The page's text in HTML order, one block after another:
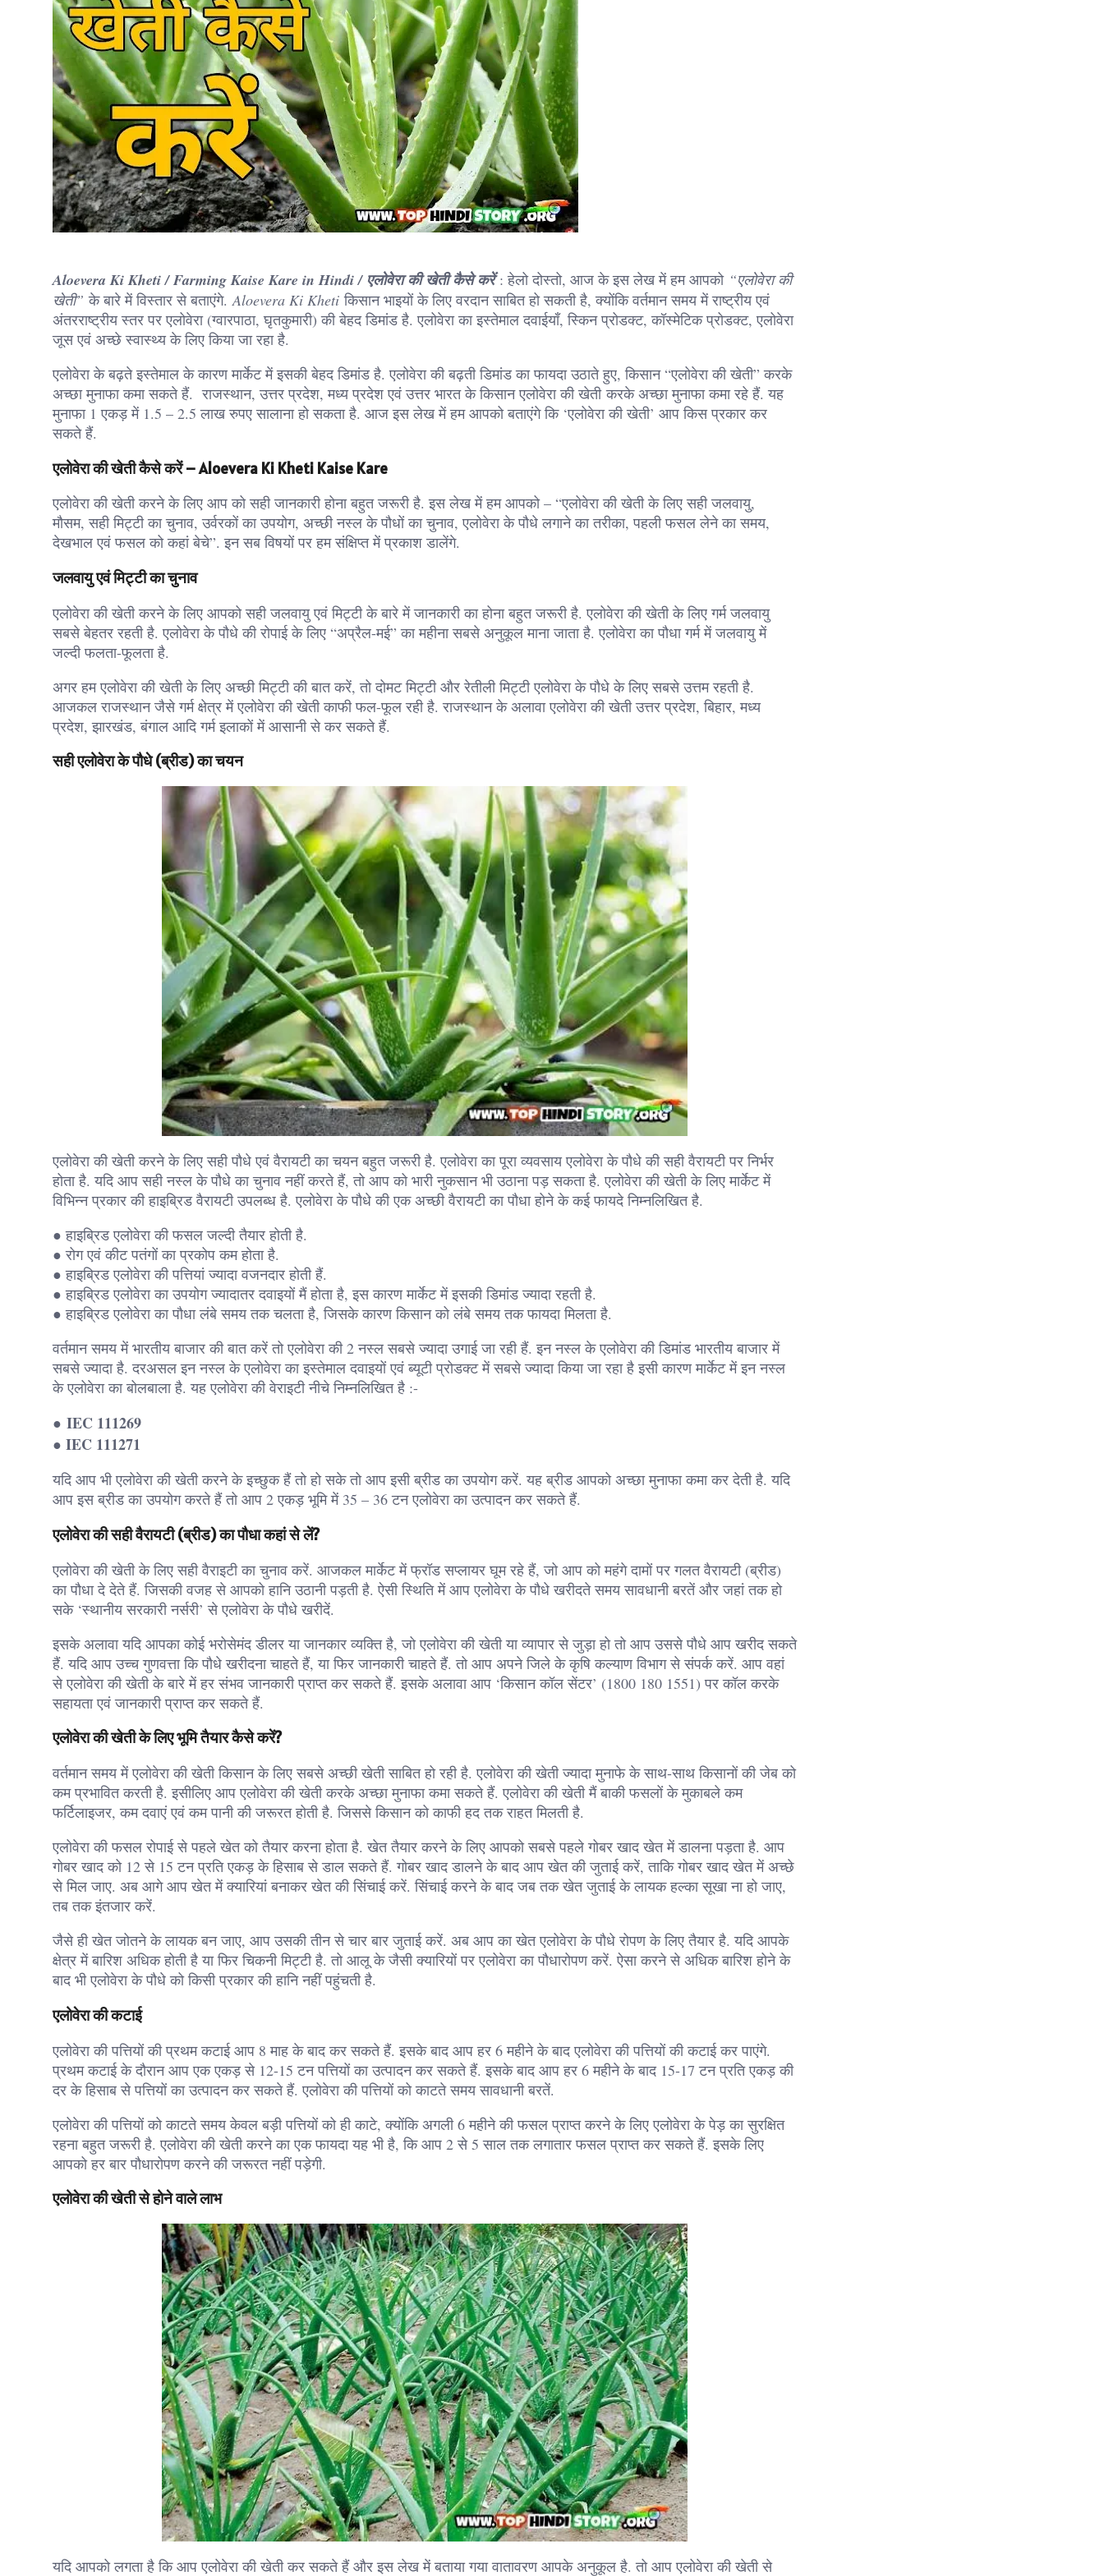
Aloevera Ki Kheti / Farming Kaise Kare in Hindi / एलोवेरा की खेती कैसे करें: हेलो दोस्तो, आज के इस लेख में हम आपको “एलोवेरा की
खेती” के बारे में विस्तार से बताएंगे.Aloevera Ki Kheti किसान भाइयों के लिए वरदान साबित हो सकती है, क्योंकि वर्तमान समय में राष्ट्रीय एवं
अंतरराष्ट्रीय स्तर पर एलोवेरा (ग्वारपाठा, घृतकुमारी) की बेहद डिमांड है. एलोवेरा का इस्तेमाल दवाईयाँ, स्किन प्रोडक्ट, कॉस्मेटिक प्रोडक्ट, एलोवेरा
जूस एवं अच्छे स्वास्थ्य के लिए किया जा रहा है.
एलोवेरा के बढ़ते इस्तेमाल के कारण मार्केट में इसकी बेहद डिमांड है. एलोवेरा की बढ़ती डिमांड का फायदा उठाते हुए, किसान “एलोवेरा की खेती” करके
अच्छा मुनाफा कमा सकते हैं. राजस्थान, उत्तर प्रदेश, मध्य प्रदेश एवं उत्तर भारत के किसान एलोवेरा की खेती करके अच्छा मुनाफा कमा रहे हैं. यह
मुनाफा 1 एकड़ में 1.5 – 2.5 लाख रुपए सालाना हो सकता है. आज इस लेख में हम आपको बताएंगे कि ‘एलोवेरा की खेती’ आप किस प्रकार कर
सकते हैं.
एलोवेरा की खेती कैसे करें – Aloevera Ki Kheti Kaise Kare
एलोवेरा की खेती करने के लिए आप को सही जानकारी होना बहुत जरूरी है. इस लेख में हम आपको – “एलोवेरा की खेती के लिए सही जलवायु,
मौसम, सही मिट्टी का चुनाव, उर्वरकों का उपयोग, अच्छी नस्ल के पौधों का चुनाव, एलोवेरा के पौधे लगाने का तरीका, पहली फसल लेने का समय,
देखभाल एवं फसल को कहां बेचे”. इन सब विषयों पर हम संक्षिप्त में प्रकाश डालेंगे.
जलवायु एवं मिट्टी का चुनाव
एलोवेरा की खेती करने के लिए आपको सही जलवायु एवं मिट्टी के बारे में जानकारी का होना बहुत जरूरी है. एलोवेरा की खेती के लिए गर्म जलवायु
सबसे बेहतर रहती है. एलोवेरा के पौधे की रोपाई के लिए “अप्रैल-मई” का महीना सबसे अनुकूल माना जाता है. एलोवेरा का पौधा गर्म में जलवायु में
जल्दी फलता-फूलता है.
अगर हम एलोवेरा की खेती के लिए अच्छी मिट्टी की बात करें, तो दोमट मिट्टी और रेतीली मिट्टी एलोवेरा के पौधे के लिए सबसे उत्तम रहती है.
आजकल राजस्थान जैसे गर्म क्षेत्र में एलोवेरा की खेती काफी फल-फूल रही है. राजस्थान के अलावा एलोवेरा की खेती उत्तर प्रदेश, बिहार, मध्य
प्रदेश, झारखंड, बंगाल आदि गर्म इलाकों में आसानी से कर सकते हैं.
सही एलोवेरा के पौधे (ब्रीड) का चयन
एलोवेरा की खेती करने के लिए सही पौधे एवं वैरायटी का चयन बहुत जरूरी है. एलोवेरा का पूरा व्यवसाय एलोवेरा के पौधे की सही वैरायटी पर निर्भर
होता है. यदि आप सही नस्ल के पौधे का चुनाव नहीं करते हैं, तो आप को भारी नुकसान भी उठाना पड़ सकता है. एलोवेरा की खेती के लिए मार्केट में
विभिन्न प्रकार की हाइब्रिड वैरायटी उपलब्ध है. एलोवेरा के पौधे की एक अच्छी वैरायटी का पौधा होने के कई फायदे निम्नलिखित है.
● हाइब्रिड एलोवेरा की फसल जल्दी तैयार होती है.
● रोग एवं कीट पतंगों का प्रकोप कम होता है.
● हाइब्रिड एलोवेरा की पत्तियां ज्यादा वजनदार होती हैं.
● हाइब्रिड एलोवेरा का उपयोग ज्यादातर दवाइयों मैं होता है, इस कारण मार्केट में इसकी डिमांड ज्यादा रहती है.
● हाइब्रिड एलोवेरा का पौधा लंबे समय तक चलता है, जिसके कारण किसान को लंबे समय तक फायदा मिलता है.
वर्तमान समय में भारतीय बाजार की बात करें तो एलोवेरा की 2 नस्ल सबसे ज्यादा उगाई जा रही हैं. इन नस्ल के एलोवेरा की डिमांड भारतीय बाजार में
सबसे ज्यादा है. दरअसल इन नस्ल के एलोवेरा का इस्तेमाल दवाइयों एवं ब्यूटी प्रोडक्ट में सबसे ज्यादा किया जा रहा है इसी कारण मार्केट में इन नस्ल
के एलोवेरा का बोलबाला है. यह एलोवेरा की वेराइटी नीचे निम्नलिखित है :-
● IEC 111269
● IEC 111271
यदि आप भी एलोवेरा की खेती करने के इच्छुक हैं तो हो सके तो आप इसी ब्रीड का उपयोग करें. यह ब्रीड आपको अच्छा मुनाफा कमा कर देती है. यदि
आप इस ब्रीड का उपयोग करते हैं तो आप 2 एकड़ भूमि में 35 – 36 टन एलोवेरा का उत्पादन कर सकते हैं.
एलोवेरा की सही वैरायटी (ब्रीड) का पौधा कहां से लें?
एलोवेरा की खेती के लिए सही वैराइटी का चुनाव करें. आजकल मार्केट में फ्रॉड सप्लायर घूम रहे हैं, जो आप को महंगे दामों पर गलत वैरायटी (ब्रीड)
का पौधा दे देते हैं. जिसकी वजह से आपको हानि उठानी पड़ती है. ऐसी स्थिति में आप एलोवेरा के पौधे खरीदते समय सावधानी बरतें और जहां तक हो
सके ‘स्थानीय सरकारी नर्सरी’ से एलोवेरा के पौधे खरीदें.
इसके अलावा यदि आपका कोई भरोसेमंद डीलर या जानकार व्यक्ति है, जो एलोवेरा की खेती या व्यापार से जुड़ा हो तो आप उससे पौधे आप खरीद सकते
हैं. यदि आप उच्च गुणवत्ता कि पौधे खरीदना चाहते हैं, या फिर जानकारी चाहते हैं. तो आप अपने जिले के कृषि कल्याण विभाग से संपर्क करें. आप वहां
से एलोवेरा की खेती के बारे में हर संभव जानकारी प्राप्त कर सकते हैं. इसके अलावा आप ‘किसान कॉल सेंटर’ (1800 180 1551) पर कॉल करके
सहायता एवं जानकारी प्राप्त कर सकते हैं.
एलोवेरा की खेती के लिए भूमि तैयार कैसे करें?
वर्तमान समय में एलोवेरा की खेती किसान के लिए सबसे अच्छी खेती साबित हो रही है. एलोवेरा की खेती ज्यादा मुनाफे के साथ-साथ किसानों की जेब को
कम प्रभावित करती है. इसीलिए आप एलोवेरा की खेती करके अच्छा मुनाफा कमा सकते हैं. एलोवेरा की खेती मैं बाकी फसलों के मुकाबले कम
फर्टिलाइजर, कम दवाएं एवं कम पानी की जरूरत होती है. जिससे किसान को काफी हद तक राहत मिलती है.
एलोवेरा की फसल रोपाई से पहले खेत को तैयार करना होता है. खेत तैयार करने के लिए आपको सबसे पहले गोबर खाद खेत में डालना पड़ता है. आप
गोबर खाद को 12 से 15 टन प्रति एकड़ के हिसाब से डाल सकते हैं. गोबर खाद डालने के बाद आप खेत की जुताई करें, ताकि गोबर खाद खेत में अच्छे
से मिल जाए. अब आगे आप खेत में क्यारियां बनाकर खेत की सिंचाई करें. सिंचाई करने के बाद जब तक खेत जुताई के लायक हल्का सूखा ना हो जाए,
तब तक इंतजार करें.
जैसे ही खेत जोतने के लायक बन जाए, आप उसकी तीन से चार बार जुताई करें. अब आप का खेत एलोवेरा के पौधे रोपण के लिए तैयार है. यदि आपके
क्षेत्र में बारिश अधिक होती है या फिर चिकनी मिट्टी है. तो आलू के जैसी क्यारियों पर एलोवेरा का पौधारोपण करें. ऐसा करने से अधिक बारिश होने के
बाद भी एलोवेरा के पौधे को किसी प्रकार की हानि नहीं पहुंचती है.
एलोवेरा की कटाई
एलोवेरा की पत्तियों की प्रथम कटाई आप 8 माह के बाद कर सकते हैं. इसके बाद आप हर 6 महीने के बाद एलोवेरा की पत्तियों की कटाई कर पाएंगे.
प्रथम कटाई के दौरान आप एक एकड़ से 12-15 टन पत्तियों का उत्पादन कर सकते हैं. इसके बाद आप हर 6 महीने के बाद 15-17 टन प्रति एकड़ की
दर के हिसाब से पत्तियों का उत्पादन कर सकते हैं. एलोवेरा की पत्तियों को काटते समय सावधानी बरतें.
एलोवेरा की पत्तियों को काटते समय केवल बड़ी पत्तियों को ही काटे, क्योंकि अगली 6 महीने की फसल प्राप्त करने के लिए एलोवेरा के पेड़ का सुरक्षित
रहना बहुत जरूरी है. एलोवेरा की खेती करने का एक फायदा यह भी है, कि आप 2 से 5 साल तक लगातार फसल प्राप्त कर सकते हैं. इसके लिए
आपको हर बार पौधारोपण करने की जरूरत नहीं पड़ेगी.
एलोवेरा की खेती से होने वाले लाभ
यदि आपको लगता है कि आप एलोवेरा की खेती कर सकते हैं और इस लेख में बताया गया वातावरण आपके अनुकूल है. तो आप एलोवेरा की खेती से